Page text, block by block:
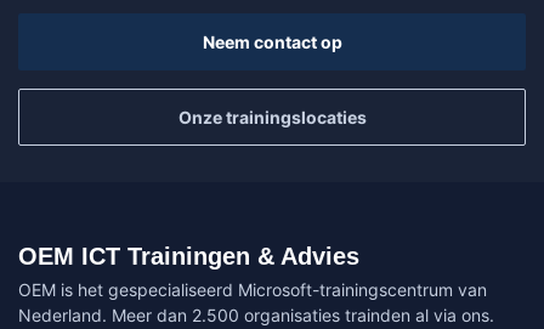
Neem contact op
Onze trainingslocaties
OEM ICT Trainingen & Advies
OEM is het gespecialiseerd Microsoft-trainingscentrum van
Nederland. Meer dan 2.500 organisaties trainden al via ons.